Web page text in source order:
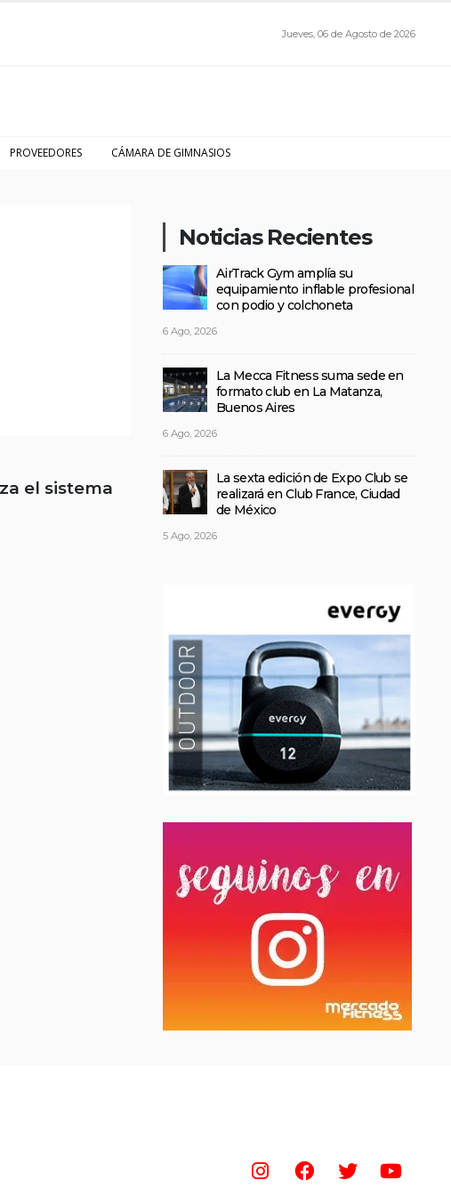
Jueves, 06 de Agosto de 2026
PROVEEDORES CÁMARA DE GIMNASIOS
el sistema
Noticias Recientes
AirTrack Gym amplía su
equipamiento inflable profesional
con podio y colchoneta
6 Ago, 2026
La Mecca Fitness suma sede en
formato club en La Matanza,
Buenos Aires
6 Ago, 2026
La sexta edición de Expo Club se
realizará en Club France, Ciudad
de México
5 Ago, 2026